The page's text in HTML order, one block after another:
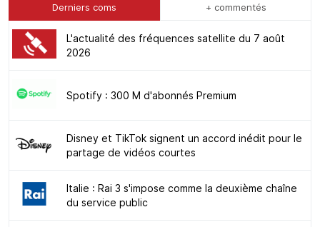
Derniers coms + commentés
L'actualité des fréquences satellite du 7 août
2026
Spotify : 300 M d'abonnés Premium
Disney et TikTok signent un accord inédit pour le
partage de vidéos courtes
Italie : Rai 3 s'impose comme la deuxième chaîne
du service public